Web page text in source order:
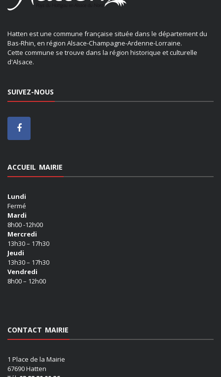
Hatten est une commune française située dans le département du
Bas-Rhin, en région Alsace-Champagne-Ardenne-Lorraine.
Cette commune se trouve dans la région historique et culturelle
d'Alsace.
SUIVEZ-NOUS
ACCUEIL MAIRIE
Lundi
Fermé
Mardi
8h00 -12h00
Mercredi
13h30 – 17h30
Jeudi
13h30 – 17h30
Vendredi
8h00 – 12h00
CONTACT MAIRIE
1 Place de la Mairie
67690 Hatten